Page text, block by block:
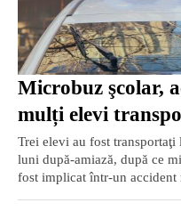
Microbuz şcolar,
mulți elevi
Trei elevi au fost
luni după-amiază, după ce
fost implicat într-un